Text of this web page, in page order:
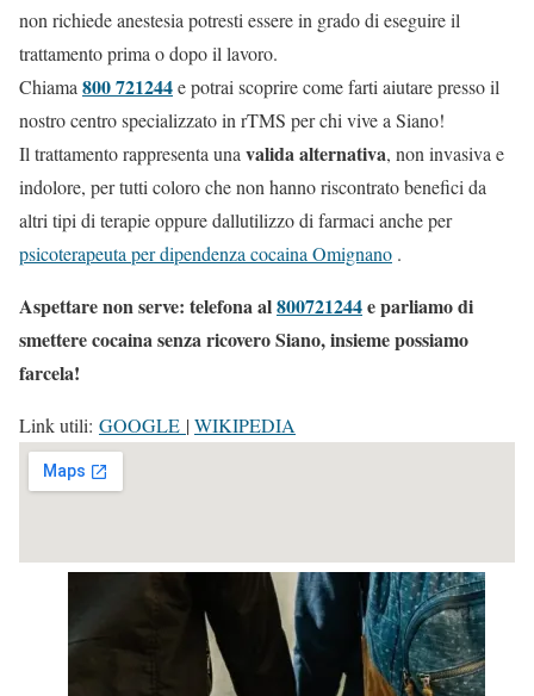
non richiede anestesia potresti essere in grado di eseguire il
trattamento prima o dopo il lavoro.
Chiama 800 721244e potrai scoprire come farti aiutare presso il
nostro centro specializzato in rTMS per chi vive a Siano!
Il trattamento rappresenta una valida alternativa, non invasiva e
indolore, per tutti coloro che non hanno riscontrato benefici da
altri tipi di terapie oppure dallutilizzo di farmaci anche per
psicoterapeuta per dipendenza cocaina Omignano .
Aspettare non serve: telefona al800721244e parliamo di
smettere cocaina senza ricovero Siano, insieme possiamo
farcela!
Link utili: GOOGLE |WIKIPEDIA